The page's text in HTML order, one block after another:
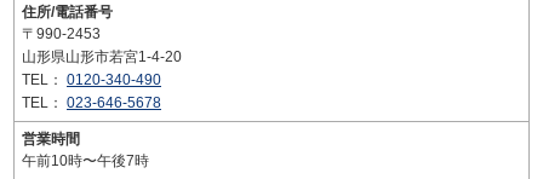
住所/電話番号
〒990-2453
山形県山形市若宮1-4-20
TEL： 0120-340-490
TEL： 023-646-5678
営業時間
午前10時〜午後7時